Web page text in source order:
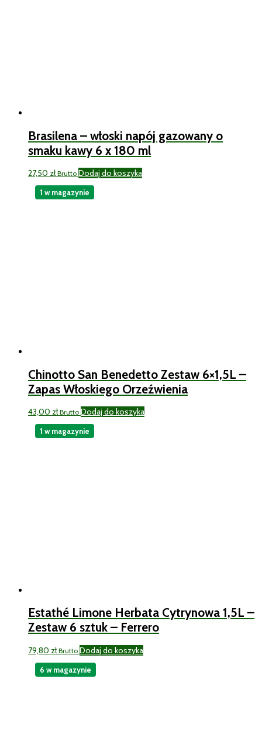
Brasilena – włoski napój gazowany o
smaku kawy 6 x 180 ml
27,50 zł Brutto Dodaj do koszyka
Chinotto San Benedetto Zestaw 6×1,5L –
Zapas Włoskiego Orzeźwienia
43,00 zł Brutto Dodaj do koszyka
1 w magazynie
Estathé Limone Herbata Cytrynowa 1,5L –
Zestaw 6 sztuk – Ferrero
79,80 zł Brutto Dodaj do koszyka
1 w magazynie
6 w magazynie